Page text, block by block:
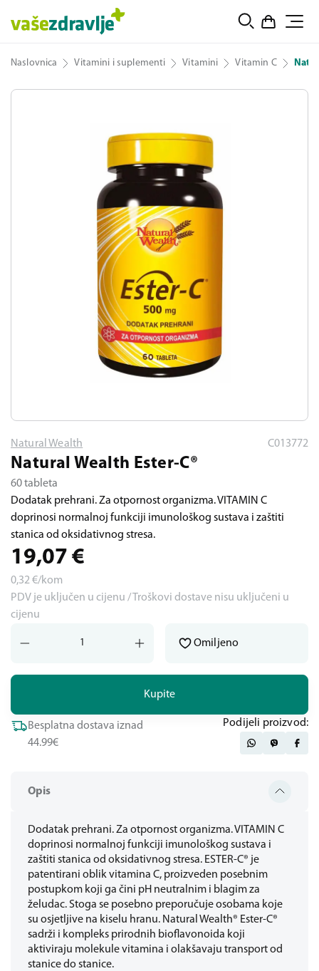
Naslovnica Vitamini i suplementi Vitamini Vitamin C
Opis
Dodatak prehrani. Za otpornost organizma. VITAMIN C
doprinosi normalnoj funkciji imunološkog sustava i
zaštiti stanica od oksidativnog stresa. ESTER-C® je
patentirani oblik vitamina C, proizveden posebnim
postupkom koji ga čini pH neutralnim i blagim za
želudac. Stoga se posebno preporučuje osobama koje
su osjetljive na kiselu hranu. Natural Wealth® Ester-C®
sadrži i kompleks prirodnih bioflavonoida koji
aktiviraju molekule vitamina i olakšavaju transport od
stanice do stanice.
Natural Wealth C013772
Natural Wealth Ester-C®
60 tableta
Dodatak prehrani. Za otpornost organizma. VITAMIN C
doprinosi normalnoj funkciji imunološkog sustava i zaštiti
stanica od oksidativnog stresa.
19,07 €
0,32€/kom
PDV je uključen u cijenu / Troškovi dostave nisu uključeni u
cijenu
Kupite
Omiljeno
Besplatna dostava iznad
44.99€
Podijeli proizvod: